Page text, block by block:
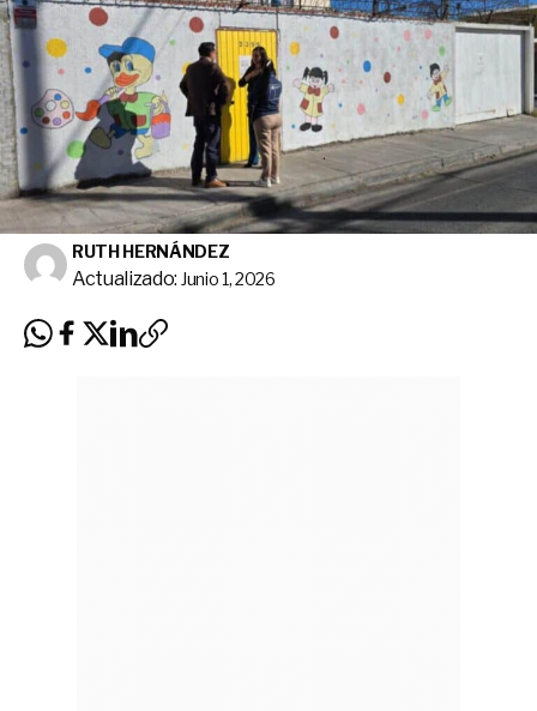
RUTH HERNÁNDEZ
Actualizado: Junio 1, 2026